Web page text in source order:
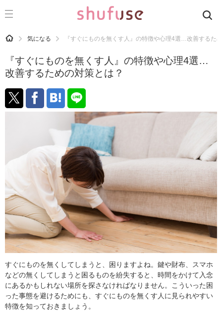
CATEGORY 記事カテゴリ
運気
洗濯
生活の知恵
マナー
食材辞典
おすすめ
HOME 気になる 『すぐにものを無くす人』の特徴や心理4選…改善するた
『すぐにものを無くす人』の特徴や心理4選…
改善するための対策とは？
すぐにものを無くしてしまうと、困りますよね。鍵や財布、スマホ
などの無くしてしまうと困るものを紛失すると、時間をかけて入念
にあるかもしれない場所を探さなければなりません。こういった困
った事態を避けるためにも、すぐにものを無くす人に見られやすい
特徴を知っておきましょう。